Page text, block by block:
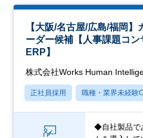
【大阪/名古屋/広島/福岡
ーダー候補【人事課題コ
ERP】
株式会社Works Human
正社員採用 職種・業界未経験
◆自社製品で